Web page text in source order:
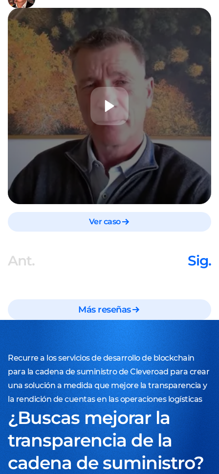
Ver caso
Ant. Sig.
Más reseñas
Recurre a los servicios de desarrollo de blockchain
para la cadena de suministro de Cleveroad para crear
una solución a medida que mejore la transparencia y
la rendición de cuentas en las operaciones logísticas
¿Buscas mejorar la
transparencia de la
cadena de suministro?